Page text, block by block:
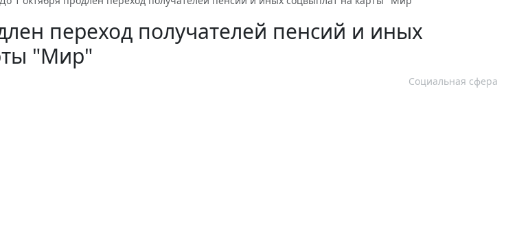
переход получателей пенсий и иных
"Мир"
Социальная сфера